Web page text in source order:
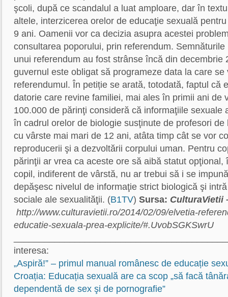
şcoli, după ce scandalul a luat amploare, dar în
altele, interzicerea orelor de educaţie sexuală
9 ani. Oamenii vor ca decizia asupra acestei
consultarea poporului, prin referendum.
unui referendum au fost strânse încă din decembrie
guvernul este obligat să programeze data la care se
referendumul. În petiție se arată, totodată, faptul că
datorie care revine familiei, mai ales în primii ani de
100.000 de părinţi consideră că informaţiile sexuale
în cadrul orelor de biologie susţinute de profesori
cu vârste mai mari de 12 ani, atâta timp cât se vor
reproducerii şi a dezvoltării corpului uman. Pentru
părinţii ar vrea ca aceste ore să aibă statut opţional,
copil, indiferent de vârstă, nu ar trebui să i se
depăşesc nivelul de informaţie strict biologică şi
sociale ale sexualităţii. (B1TV) Sursa: CulturaVietii
http://www.culturavietii.ro/2014/02/09/elvetia-
educatie-sexuala-prea-explicite/#.UvobSGKSwrU
interesa:
„Aspiră!” – primul manual românesc de educație
Croația: Educația sexuală are ca scop „să facă
dependentă de sex şi de pornografie”